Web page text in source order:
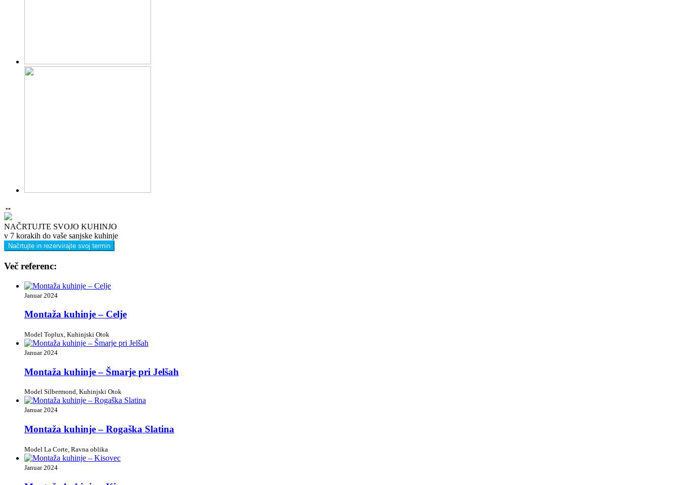
↔
NAČRTUJTE SVOJO KUHINJO
v 7 korakih do vaše sanjske kuhinje
Načrtujte in rezervirajte svoj termin
Več referenc:
Januar 2024
Montaža kuhinje – Celje
Model Toplux, Kuhinjski Otok
Januar 2024
Montaža kuhinje – Šmarje pri Jelšah
Model Silbermond, Kuhinjski Otok
Januar 2024
Montaža kuhinje – Rogaška Slatina
Model La Corte, Ravna oblika
Januar 2024